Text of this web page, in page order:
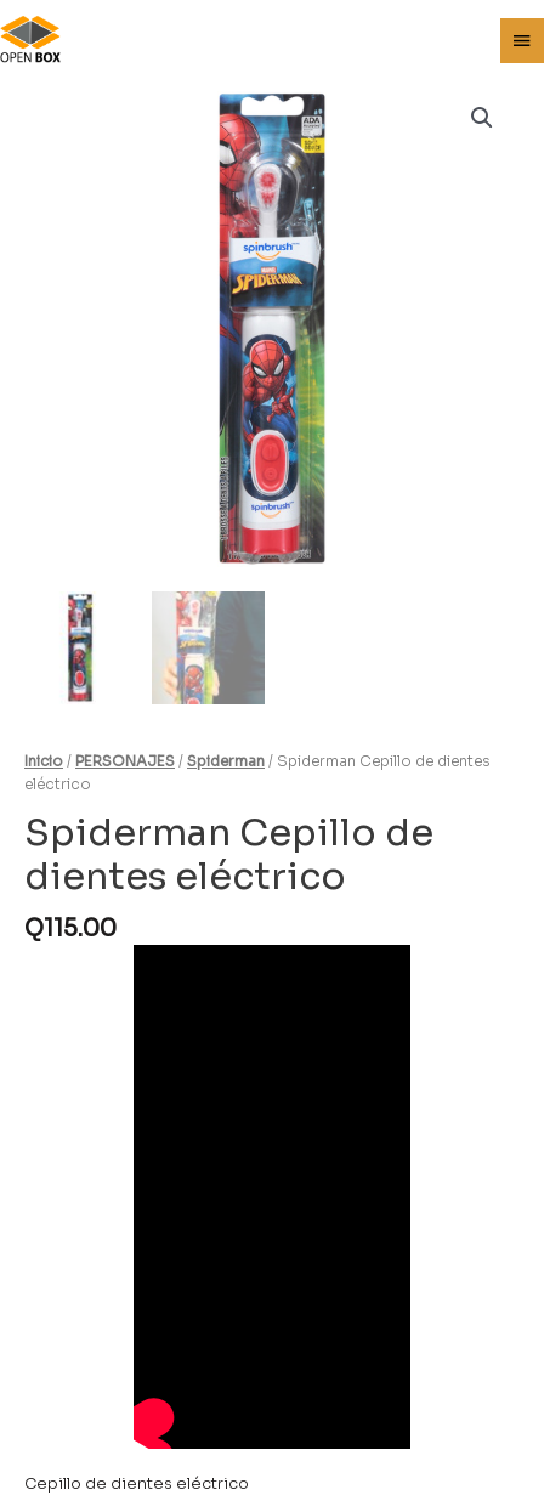
Inicio / PERSONAJES / Spiderman / Spiderman Cepillo de dientes
eléctrico
Spiderman Cepillo de
dientes eléctrico
Q115.00
Cepillo de dientes eléctrico